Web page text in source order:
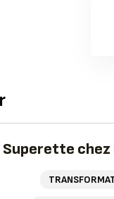
Superette chez